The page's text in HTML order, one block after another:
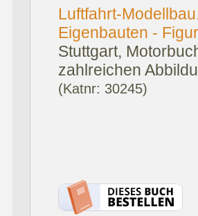
Luftfahrt-
Eigenbauten -
Stuttgart,
zahlreichen
(Katnr: 30245)